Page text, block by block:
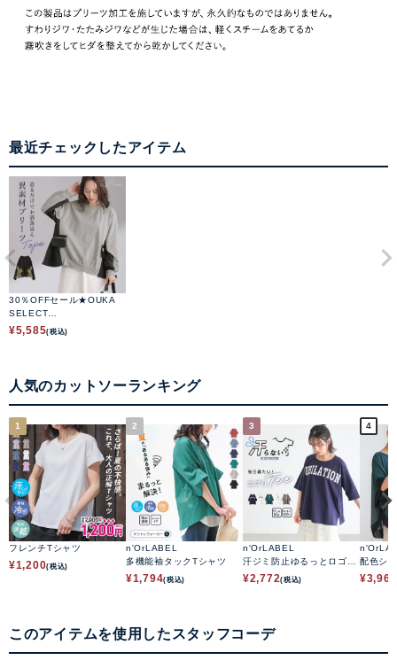
最近チェックしたアイテム
30％OFFセール★OUKA
SELECT
異素材プリーツトップス
¥5,585(税込)
人気のカットソーランキング
1
フレンチTシャツ
¥1,200(税込)
2
n'OrLABEL
多機能袖タックTシャツ
¥1,794(税込)
3
n'OrLABEL
汗ジミ防止ゆるっとロゴT
シャツ
¥2,772(税込)
4
配色シ
ップス
¥3,960
このアイテムを使用したスタッフコーデ